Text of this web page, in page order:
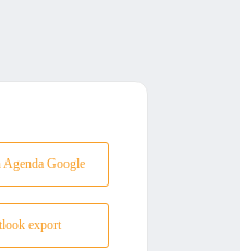
Google
export